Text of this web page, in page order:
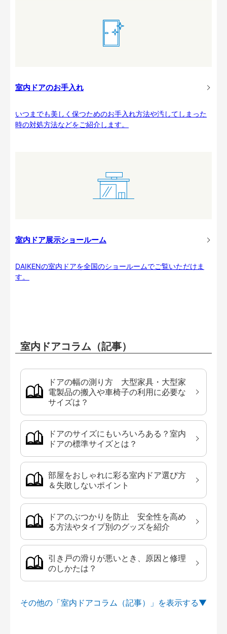
室内ドアのお手入れ
いつまでも美しく保つためのお手入れ方法や汚してしまった
時の対処方法などをご紹介します。
室内ドア展示ショールーム
DAIKENの室内ドアを全国のショールームでご覧いただけま
す。
室内ドアコラム（記事）
ドアの幅の測り方 大型家具・大型家
電製品の搬入や車椅子の利用に必要な
サイズは？
ドアのサイズにもいろいろある？室内
ドアの標準サイズとは？
部屋をおしゃれに彩る室内ドア選び方
＆失敗しないポイント
ドアのぶつかりを防止 安全性を高め
る方法やタイプ別のグッズを紹介
引き戸の滑りが悪いとき、原因と修理
のしかたは？
その他の「室内ドアコラム（記事）」を